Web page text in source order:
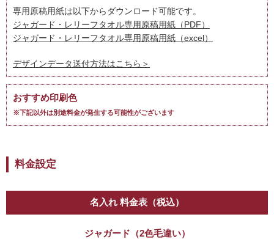
専用原稿用紙は以下からダウンロード可能です。
ジャガード・レリーフタオル専用原稿用紙（PDF）
ジャガード・レリーフタオル専用原稿用紙（excel）
デザインデータ送付方法はこちら＞
おすすめ印刷色
※下記以外は別途料金が発生する可能性がございます
料金設定
名入れ 料金表（税込）
ジャガード（2色毛違い）